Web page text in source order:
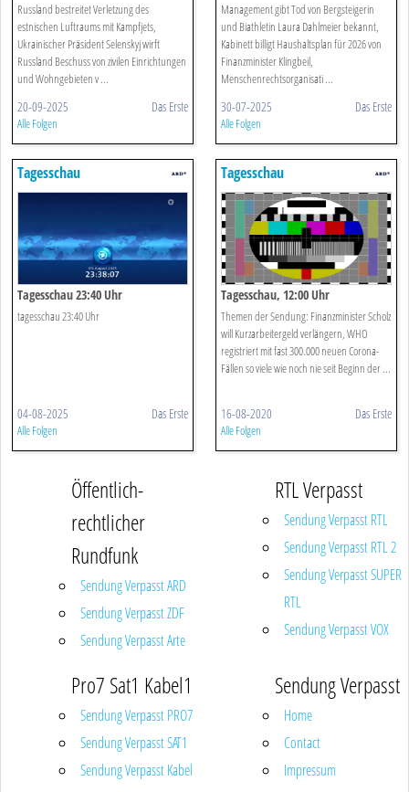
Russland bestreitet Verletzung des
estnischen Luftraums mit Kampfjets,
Ukrainischer Präsident Selenskyj wirft
Russland Beschuss von zivilen Einrichtungen
und Wohngebieten v ...
20-09-2025 Das Erste
Alle Folgen
Management gibt Tod von Bergsteigerin
und Biathletin Laura Dahlmeier bekannt,
Kabinett billigt Haushaltsplan für 2026 von
Finanzminister Klingbeil,
Menschenrechtsorganisati ...
30-07-2025 Das Erste
Alle Folgen
Tagesschau
Tagesschau 23:40 Uhr
tagesschau 23:40 Uhr
04-08-2025 Das Erste
Alle Folgen
Tagesschau
Tagesschau, 12:00 Uhr
Themen der Sendung: Finanzminister Scholz
will Kurzarbeitergeld verlängern, WHO
registriert mit fast 300.000 neuen Corona-
Fällen so viele wie noch nie seit Beginn der ...
16-08-2020 Das Erste
Alle Folgen
Öffentlich-
rechtlicher
Rundfunk
Sendung Verpasst ARD
Sendung Verpasst ZDF
Sendung Verpasst Arte
RTL Verpasst
Sendung Verpasst RTL
Sendung Verpasst RTL 2
Sendung Verpasst SUPER
RTL
Sendung Verpasst VOX
Pro7 Sat1 Kabel1
Sendung Verpasst PRO7
Sendung Verpasst SAT1
Sendung Verpasst Kabel
Sendung Verpasst
Home
Contact
Impressum